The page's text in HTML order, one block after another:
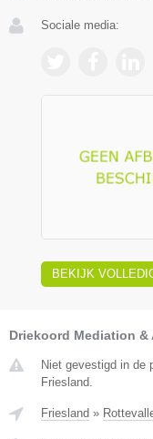
Sociale media:
BEKIJK
Driekoord Mediation &
Niet gevestigd in de
Friesland.
Friesland »